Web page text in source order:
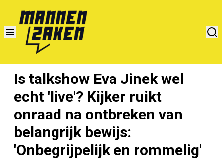
Is talkshow Eva Jinek wel
echt 'live'? Kijker ruikt
onraad na ontbreken van
belangrijk bewijs:
'Onbegrijpelijk en rommelig'